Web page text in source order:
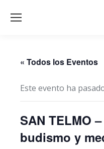
« Todos los Eventos
Este evento ha
SAN TELMO
budismo y